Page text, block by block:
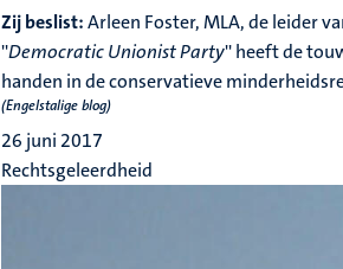
Zij beslist:Arleen Foster, MLA, de leider
''Democratic Unionist Party'' heeft de
handen in de conservatieve
(Engelstalige blog)
26 juni 2017
Rechtsgeleerdheid